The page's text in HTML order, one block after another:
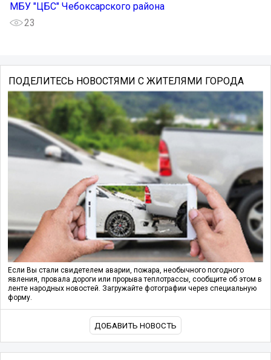
МБУ "ЦБС" Чебоксарского района
23
ПОДЕЛИТЕСЬ НОВОСТЯМИ С ЖИТЕЛЯМИ ГОРОДА
Если Вы стали свидетелем аварии, пожара, необычного погодного
явления, провала дороги или прорыва теплотрассы, сообщите об этом в
ленте народных новостей. Загружайте фотографии через специальную
форму.
ДОБАВИТЬ НОВОСТЬ